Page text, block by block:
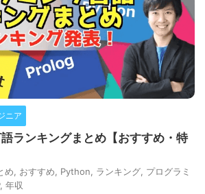
ニア
ランキングまとめ【おすすめ・特
め, おすすめ, Python, ランキング, プログラミ
, 年収